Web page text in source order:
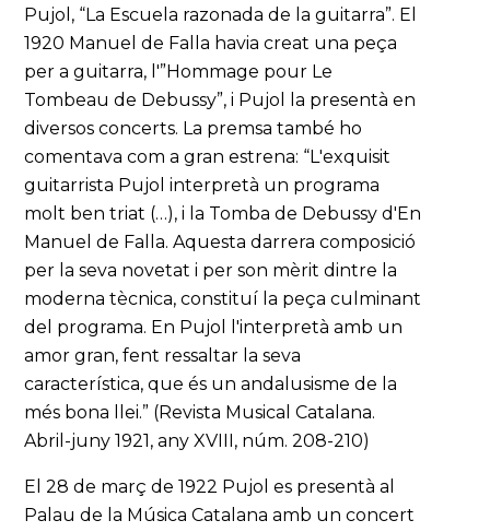
Pujol, “La Escuela razonada de la guitarra”. El
1920 Manuel de Falla havia creat una peça
per a guitarra, l'”Hommage pour Le
Tombeau de Debussy”, i Pujol la presentà en
diversos concerts. La premsa també ho
comentava com a gran estrena: “L'exquisit
guitarrista Pujol interpretà un programa
molt ben triat (…), i la Tomba de Debussy d'En
Manuel de Falla. Aquesta darrera composició
per la seva novetat i per son mèrit dintre la
moderna tècnica, constituí la peça culminant
del programa. En Pujol l'interpretà amb un
amor gran, fent ressaltar la seva
característica, que és un andalusisme de la
més bona llei.” (Revista Musical Catalana.
Abril-juny 1921, any XVIII, núm. 208-210)
El 28 de març de 1922 Pujol es presentà al
Palau de la Música Catalana amb un concert